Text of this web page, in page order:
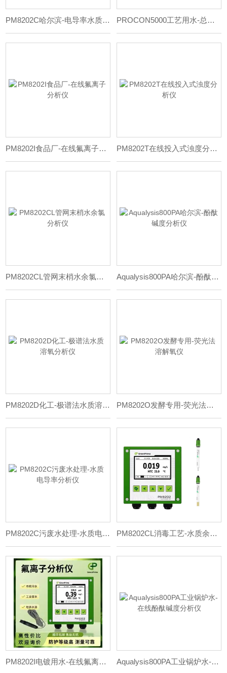
PM8202C哈尔滨-电导率水质测定仪 PROCON5000工艺用水-总铁分析仪
PM8202I食品厂-在线氟离子分析仪 PM8202T在线投入式浊度分析仪
PM8202CL管网末梢水余氯分析仪 Aqualysis800PA哈尔滨-酚酞碱度分析仪
PM8202D化工-极谱法水质溶氧分析仪 PM8202O发酵专用-荧光法溶解氧仪
PM8202C污废水处理-水质电导率分析仪 PM8202CL消毒工艺-水质余氯检测仪
PM8202I电镀用水-在线氟离子检测仪 Aqualysis800PA工业锅炉水-在线酚酞碱度分析仪